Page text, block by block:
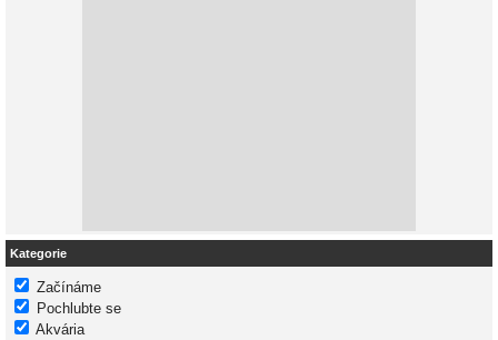
Kategorie
Začínáme
Pochlubte se
Akvária